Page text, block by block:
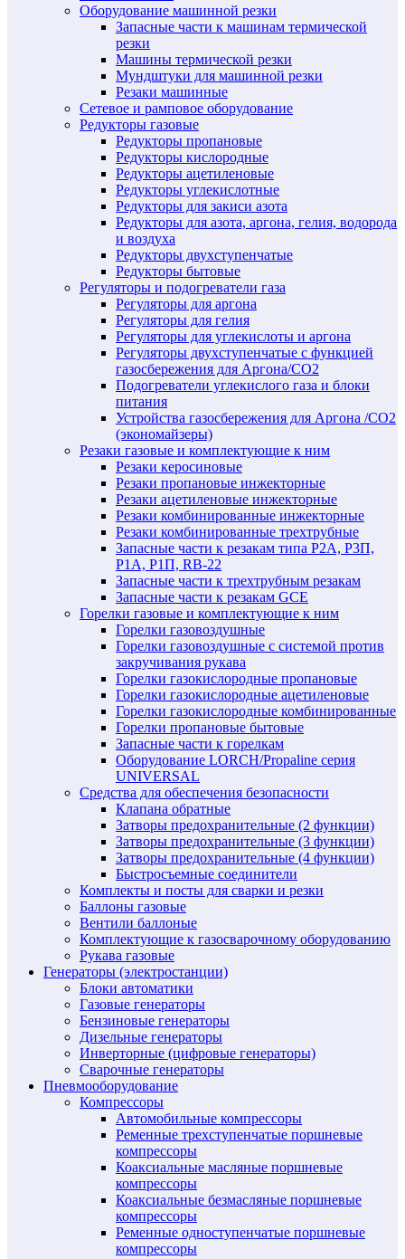
Оборудование машинной резки
Запасные части к машинам термической
резки
Машины термической резки
Мундштуки для машинной резки
Резаки машинные
Сетевое и рамповое оборудование
Редукторы газовые
Редукторы пропановые
Редукторы кислородные
Редукторы ацетиленовые
Редукторы углекислотные
Редукторы для закиси азота
Редукторы для азота, аргона, гелия, водорода
и воздуха
Редукторы двухступенчатые
Редукторы бытовые
Регуляторы и подогреватели газа
Регуляторы для аргона
Регуляторы для гелия
Регуляторы для углекислоты и аргона
Регуляторы двухступенчатые c функцией
газосбережения для Аргона/СО2
Подогреватели углекислого газа и блоки
питания
Устройства газосбережения для Аргона /СО2
(экономайзеры)
Резаки газовые и комплектующие к ним
Резаки керосиновые
Резаки пропановые инжекторные
Резаки ацетиленовые инжекторные
Резаки комбинированные инжекторные
Резаки комбинированные трехтрубные
Запасные части к резакам типа Р2А, Р3П,
Р1А, Р1П, RB-22
Запасные части к трехтрубным резакам
Запасные части к резакам GCE
Горелки газовые и комплектующие к ним
Горелки газовоздушные
Горелки газовоздушные с системой против
закручивания рукава
Горелки газокислородные пропановые
Горелки газокислородные ацетиленовые
Горелки газокислородные комбинированные
Горелки пропановые бытовые
Запасные части к горелкам
Оборудование LORCH/Propaline серия
UNIVERSAL
Средства для обеспечения безопасности
Клапана обратные
Затворы предохранительные (2 функции)
Затворы предохранительные (3 функции)
Затворы предохранительные (4 функции)
Быстросъемные соединители
Комплекты и посты для сварки и резки
Баллоны газовые
Вентили баллоные
Комплектующие к газосварочному оборудованию
Рукава газовые
Генераторы (электростанции)
Блоки автоматики
Газовые генераторы
Бензиновые генераторы
Дизельные генераторы
Инверторные (цифровые генераторы)
Сварочные генераторы
Пневмооборудование
Компрессоры
Автомобильные компрессоры
Ременные трехступенчатые поршневые
компрессоры
Коаксиальные масляные поршневые
компрессоры
Коаксиальные безмасляные поршневые
компрессоры
Ременные одноступенчатые поршневые
компрессоры